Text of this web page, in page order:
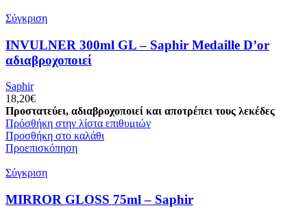
Σύγκριση
INVULNER 300ml GL – Saphir Medaille D’or
αδιαβροχοποιεί
Saphir
18,20€
Προστατεύει, αδιαβροχοποιεί και αποτρέπει τους λεκέδες
Πρόσθήκη στην λίστα επιθυμιών
Προσθήκη στο καλάθι
Προεπισκόπηση
Σύγκριση
MIRROR GLOSS 75ml – Saphir